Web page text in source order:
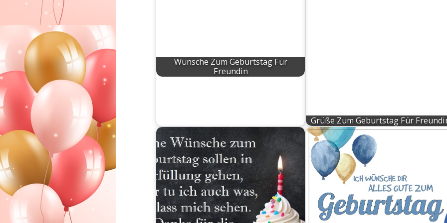
Wünsche Zum Geburtstag Für
Freundin
Grüße Zum Geburtstag Für